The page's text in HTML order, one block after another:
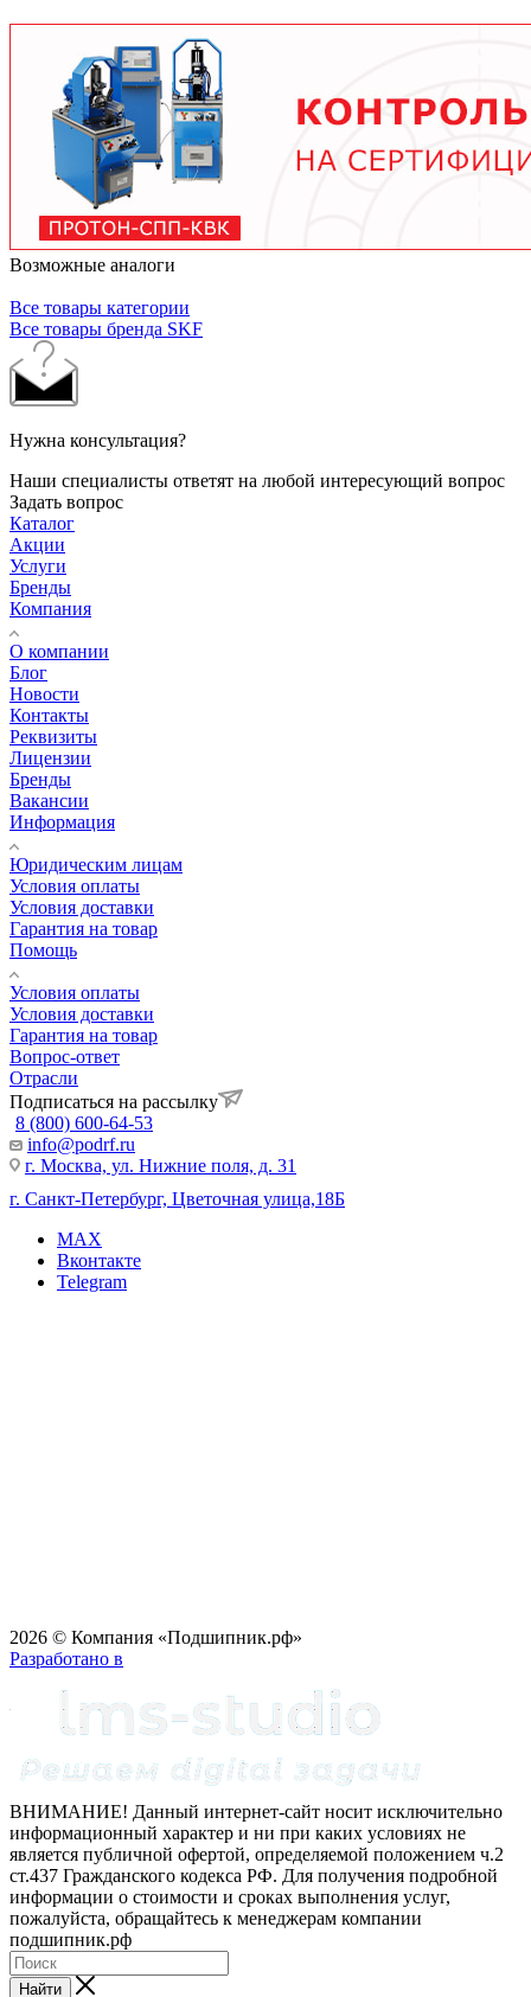
тяжелых условиях до 2 лет при нормальной
эксплуатации. Используйте только
рекомендованные производителем смазочные
материалы.
Возможные аналоги
Все товары категории
Все товары бренда SKF
Нужна консультация?
Наши специалисты ответят на любой интересующий вопрос
Задать вопрос
Каталог
Акции
Услуги
Бренды
Компания
О компании
Блог
Новости
Контакты
Реквизиты
Лицензии
Бренды
Вакансии
Информация
Юридическим лицам
Условия оплаты
Условия доставки
Гарантия на товар
Помощь
Условия оплаты
Условия доставки
Гарантия на товар
Вопрос-ответ
Отрасли
Подписаться на рассылку
8 (800) 600-64-53
info@podrf.ru
г. Москва, ул. Нижние поля, д. 31
г. Санкт-Петербург, Цветочная улица,18Б
MAX
Вконтакте
Telegram
2026 © Компания «Подшипник.рф»
Разработано в
ВНИМАНИЕ! Данный интернет-сайт носит исключительно
информационный характер и ни при каких условиях не
является публичной офертой, определяемой положением ч.2
ст.437 Гражданского кодекса РФ. Для получения подробной
информации о стоимости и сроках выполнения услуг,
пожалуйста, обращайтесь к менеджерам компании
подшипник.рф
Найти